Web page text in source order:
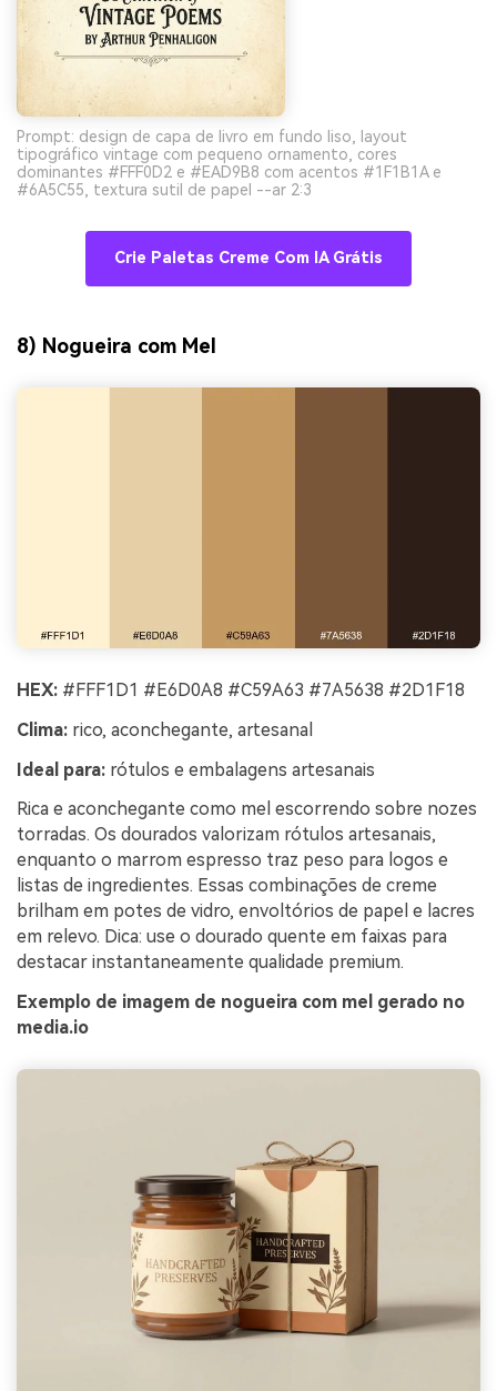
Prompt: design de capa de livro em fundo liso, layout
tipográfico vintage com pequeno ornamento, cores
dominantes #FFF0D2 e #EAD9B8 com acentos #1F1B1A e
#6A5C55, textura sutil de papel --ar 2:3
Crie Paletas Creme Com IA Grátis
8) Nogueira com Mel
HEX: #FFF1D1 #E6D0A8 #C59A63 #7A5638 #2D1F18
Clima: rico, aconchegante, artesanal
Ideal para: rótulos e embalagens artesanais
Rica e aconchegante como mel escorrendo sobre nozes
torradas. Os dourados valorizam rótulos artesanais,
enquanto o marrom espresso traz peso para logos e
listas de ingredientes. Essas combinações de creme
brilham em potes de vidro, envoltórios de papel e lacres
em relevo. Dica: use o dourado quente em faixas para
destacar instantaneamente qualidade premium.
Exemplo de imagem de nogueira com mel gerado no
media.io